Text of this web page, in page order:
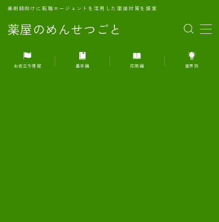
薬屋のめんせつごと
薬剤師向けに転職エージェントを活用した面接対策を提案
MENU
1.転職エージェントとは何か？
お役立ち情報 基本編 応用編 業界別